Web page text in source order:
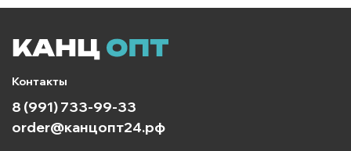
Контакты
8 (991) 733-99-33
order@канцопт24.рф